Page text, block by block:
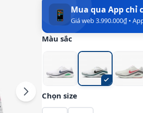
📱 Mua qua App chỉ
Giá web 3.990.000₫ •
Màu sắc
Chọn size